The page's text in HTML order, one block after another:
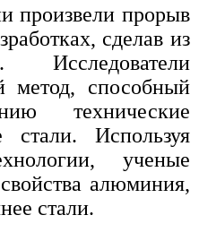
произвели прорыв
сделав из
Исследователи
метод, способный
технические
стали. Используя
ученые
алюминия,
стали.